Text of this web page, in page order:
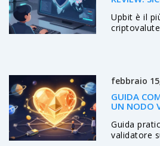
Upbit è il
febbraio
GUIDA
UN NODO
Guida
validatore